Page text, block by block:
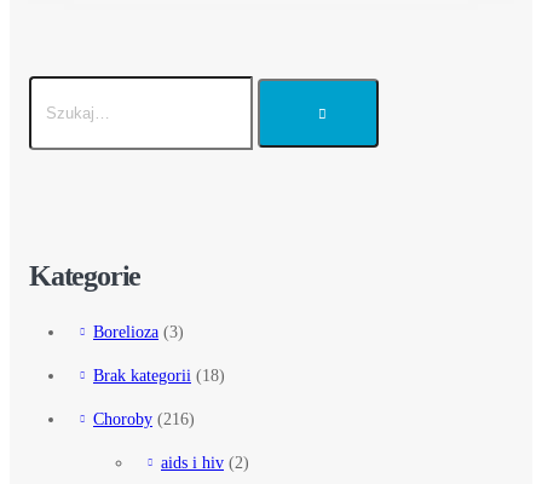
Kategorie
Borelioza (3)
Brak kategorii (18)
Choroby (216)
aids i hiv (2)